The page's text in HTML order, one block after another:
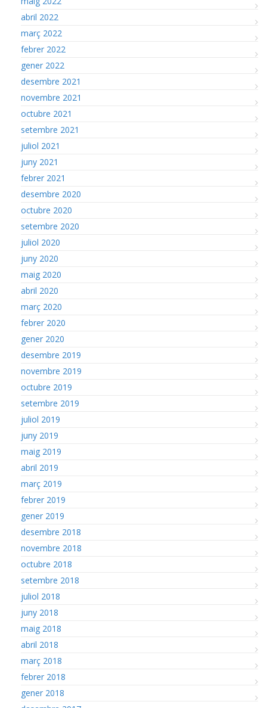
abril 2022
març 2022
febrer 2022
gener 2022
desembre 2021
novembre 2021
octubre 2021
setembre 2021
juliol 2021
juny 2021
febrer 2021
desembre 2020
octubre 2020
setembre 2020
juliol 2020
juny 2020
maig 2020
abril 2020
març 2020
febrer 2020
gener 2020
desembre 2019
novembre 2019
octubre 2019
setembre 2019
juliol 2019
juny 2019
maig 2019
abril 2019
març 2019
febrer 2019
gener 2019
desembre 2018
novembre 2018
octubre 2018
setembre 2018
juliol 2018
juny 2018
maig 2018
abril 2018
març 2018
febrer 2018
gener 2018